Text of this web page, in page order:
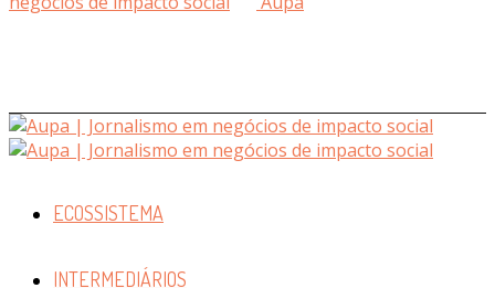
ECOSSISTEMA
INTERMEDIÁRIOS